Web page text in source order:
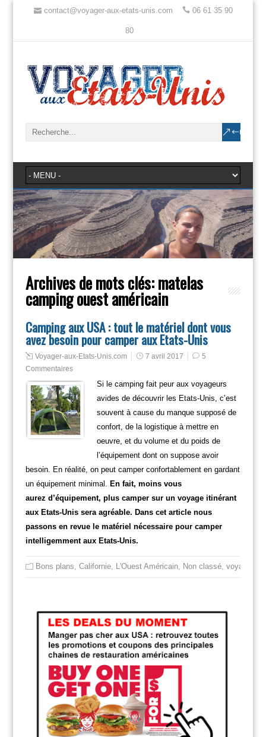
contact@voyager-aux-etats-unis.com 06 61 35 90
80
Archives de mots clés:matelas
camping ouest américain
Camping aux USA : tout le matériel dont vous
avez besoin pour camper aux Etats-Unis
Voyager-aux-Etats-Unis.com 7 avril 2017
5
Commentaires
Si le camping fait peur aux voyageurs
avides de découvrir les Etats-Unis, c’est
souvent à cause du manque supposé de
confort, de la logistique à mettre en
oeuvre, et du volume et du poids de
l’équipement dont on suppose avoir
besoin. En réalité, on peut camper confortablement en gardant
un équipement minimal.
En fait, moins vous
aurez d’équipement, plus camper sur un voyage itinérant
aux Etats-Unis sera agréable. Dans cet article nous
passons en revue le matériel nécessaire pour camper
intelligemment aux Etats-Unis.
Bons plans Californie, L'Ouest Américain, Non classé, voyager